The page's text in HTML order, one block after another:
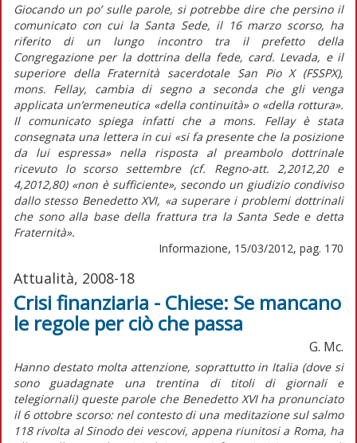
Giocando un po’ sulle parole, si potrebbe dire che persino il
comunicato con cui la Santa Sede, il 16 marzo scorso, ha
riferito di un lungo incontro tra il prefetto della
Congregazione per la dottrina della fede, card. Levada, e il
superiore della Fraternità sacerdotale San Pio X (FSSPX),
mons. Fellay, cambia di segno a seconda che gli venga
applicata un’ermeneutica «della continuità» o «della rottura».
Il comunicato spiega infatti che a mons. Fellay è stata
consegnata una lettera in cui «si fa presente che la posizione
da lui espressa» nella risposta al preambolo dottrinale
ricevuto lo scorso settembre (cf. Regno-att. 2,2012,20 e
4,2012,80) «non è sufficiente», secondo un giudizio condiviso
dallo stesso Benedetto XVI, «a superare i problemi dottrinali
che sono alla base della frattura tra la Santa Sede e detta
Fraternità».
Informazione, 15/03/2012, pag. 170
Attualità, 2008-18
Crisi finanziaria - Chiese: Se mancano
le regole per ciò che passa
G. Mc.
Hanno destato molta attenzione, soprattutto in Italia (dove si
sono guadagnate una trentina di titoli di giornali e
telegiornali) queste parole che Benedetto XVI ha pronunciato
il 6 ottobre scorso: nel contesto di una meditazione sul salmo
118 rivolta al Sinodo dei vescovi, appena riunitosi a Roma, ha